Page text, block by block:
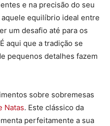
e na precisão do seu
equilíbrio ideal entre
um desafio até para os
aqui que a tradição se
pequenos detalhes fazem
sobre sobremesas
Natas. Este clássico da
perfeitamente a sua